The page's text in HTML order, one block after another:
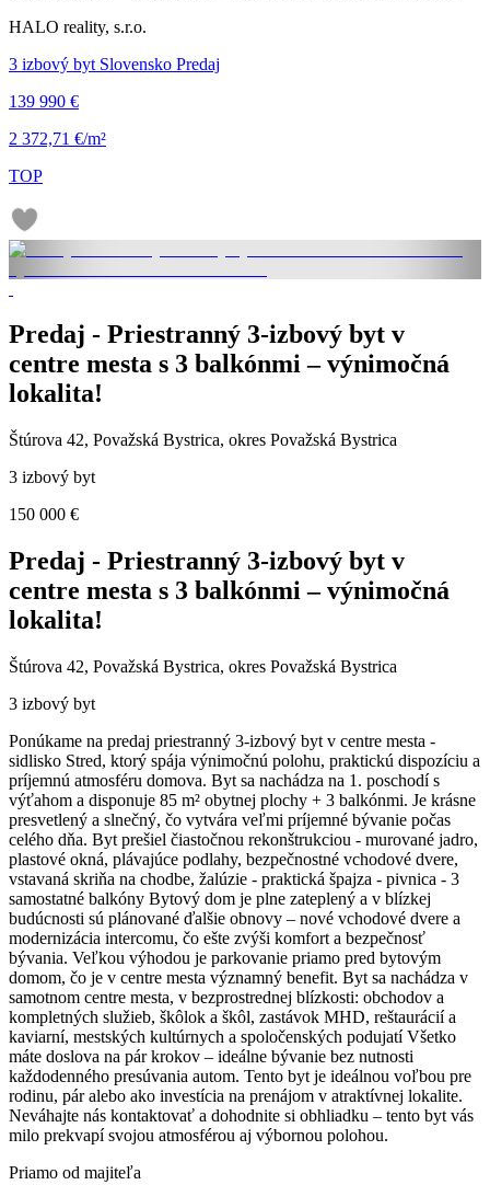
HALO reality, s.r.o.
3 izbový byt Slovensko Predaj
139 990 €
2 372,71 €/m²
TOP
Predaj - Priestranný 3-izbový byt v
centre mesta s 3 balkónmi – výnimočná
lokalita!
Štúrova 42, Považská Bystrica, okres Považská Bystrica
3 izbový byt
150 000 €
Predaj - Priestranný 3-izbový byt v
centre mesta s 3 balkónmi – výnimočná
lokalita!
Štúrova 42, Považská Bystrica, okres Považská Bystrica
3 izbový byt
Ponúkame na predaj priestranný 3-izbový byt v centre mesta -
sidlisko Stred, ktorý spája výnimočnú polohu, praktickú dispozíciu a
príjemnú atmosféru domova. Byt sa nachádza na 1. poschodí s
výťahom a disponuje 85 m² obytnej plochy + 3 balkónmi. Je krásne
presvetlený a slnečný, čo vytvára veľmi príjemné bývanie počas
celého dňa. Byt prešiel čiastočnou rekonštrukciou - murované jadro,
plastové okná, plávajúce podlahy, bezpečnostné vchodové dvere,
vstavaná skriňa na chodbe, žalúzie - praktická špajza - pivnica - 3
samostatné balkóny Bytový dom je plne zateplený a v blízkej
budúcnosti sú plánované ďalšie obnovy – nové vchodové dvere a
modernizácia intercomu, čo ešte zvýši komfort a bezpečnosť
bývania. Veľkou výhodou je parkovanie priamo pred bytovým
domom, čo je v centre mesta významný benefit. Byt sa nachádza v
samotnom centre mesta, v bezprostrednej blízkosti: obchodov a
kompletných služieb, škôlok a škôl, zastávok MHD, reštaurácií a
kaviarní, mestských kultúrnych a spoločenských podujatí Všetko
máte doslova na pár krokov – ideálne bývanie bez nutnosti
každodenného presúvania autom. Tento byt je ideálnou voľbou pre
rodinu, pár alebo ako investícia na prenájom v atraktívnej lokalite.
Neváhajte nás kontaktovať a dohodnite si obhliadku – tento byt vás
milo prekvapí svojou atmosférou aj výbornou polohou.
Priamo od majiteľa